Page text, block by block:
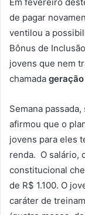
de pagar
ventilou a
Bônus de
jovens que nem
chamada geração
Semana
afirmou que o
jovens para eles
renda. O salário,
constitucional
de R$ 1.100. O
caráter de